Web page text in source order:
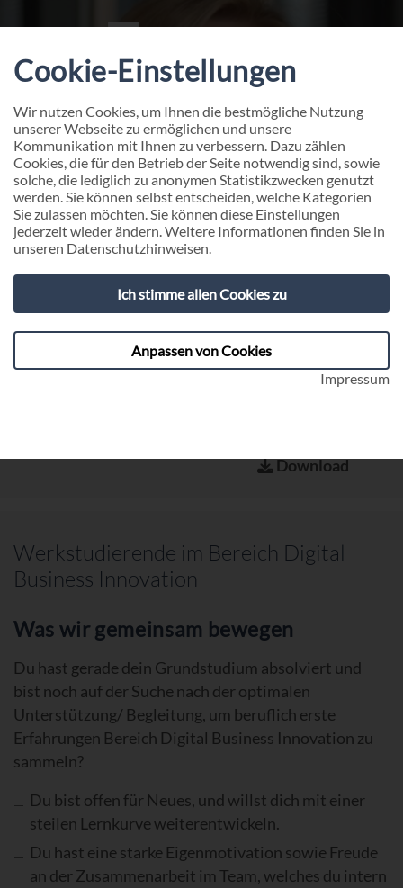
Werkstudierende Digitalisierung
(w/d/m) - Job
Download
Werkstudierende im Bereich Digital
Business Innovation
Was wir gemeinsam bewegen
Du hast gerade dein Grundstudium absolviert und
bist noch auf der Suche nach der optimalen
Unterstützung/ Begleitung, um beruflich erste
Erfahrungen Bereich Digital Business Innovation zu
sammeln?
Du bist offen für Neues, und willst dich mit einer
steilen Lernkurve weiterentwickeln.
Du hast eine starke Eigenmotivation sowie Freude
an der Zusammenarbeit im Team, welches du intern
Cookie-Einstellungen
Wir nutzen Cookies, um Ihnen die bestmögliche Nutzung
unserer Webseite zu ermöglichen und unsere
Kommunikation mit Ihnen zu verbessern. Dazu zählen
Cookies, die für den Betrieb der Seite notwendig sind, sowie
solche, die lediglich zu anonymen Statistikzwecken genutzt
werden. Sie können selbst entscheiden, welche Kategorien
Sie zulassen möchten. Sie können diese Einstellungen
jederzeit wieder ändern. Weitere Informationen finden Sie in
unseren Datenschutzhinweisen.
Ich stimme allen Cookies zu
Anpassen von Cookies
Impressum